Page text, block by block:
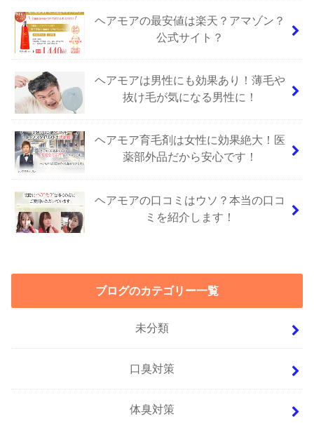
ヘアモアの最安値は楽天？アマゾン？
公式サイト？
ヘアモアは男性にも効果あり！薄毛や
抜け毛が気になる男性に！
ヘアモア育毛剤は女性に効果絶大！医
薬部外品だから安心です！
ヘアモアの口コミはウソ？本当の口コ
ミを紹介します！
ブログのカテゴリー一覧
未分類
口臭対策
体臭対策